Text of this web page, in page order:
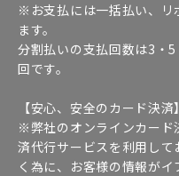
※お支払には一括払い、リ
ます。
分割払いの支払回数は3・
回です。
【安心、安全のカード決済】
※弊社のオンラインカード
済代行サービスを利用し
く為に、お客様の情報が